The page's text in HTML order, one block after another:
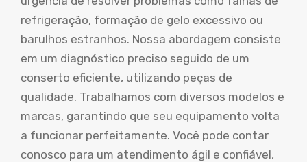
refrigeração, formação de gelo excessivo ou
barulhos estranhos. Nossa abordagem consiste
em um diagnóstico preciso seguido de um
conserto eficiente, utilizando peças de
qualidade. Trabalhamos com diversos modelos e
marcas, garantindo que seu equipamento volta
a funcionar perfeitamente. Você pode contar
conosco para um atendimento ágil e confiável,